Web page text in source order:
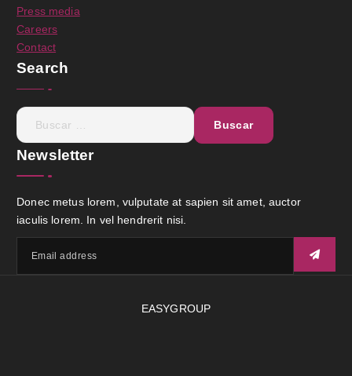
Press media
Careers
Contact
Search
Newsletter
Donec metus lorem, vulputate at sapien sit amet, auctor
iaculis lorem. In vel hendrerit nisi.
EASYGROUP